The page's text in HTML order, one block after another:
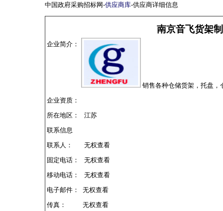
中国政府采购招标网-供应商库-供应商详细信息
南京音飞货架
企业简介：
销售各种仓储货架，托盘，
企业资质：
所在地区：
江苏
联系信息
联系人：
无权查看
固定电话：
无权查看
移动电话：
无权查看
电子邮件：
无权查看
传真：
无权查看